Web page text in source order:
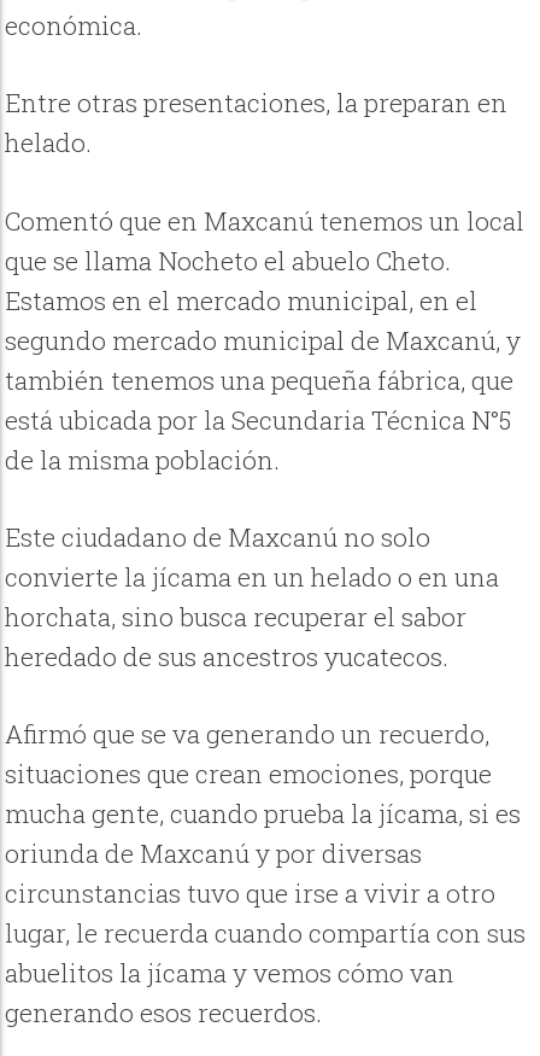
económica.
Entre otras presentaciones, la preparan en
helado.
Comentó que en Maxcanú tenemos un local
que se llama Nocheto el abuelo Cheto.
Estamos en el mercado municipal, en el
segundo mercado municipal de Maxcanú, y
también tenemos una pequeña fábrica, que
está ubicada por la Secundaria Técnica N°5
de la misma población.
Este ciudadano de Maxcanú no solo
convierte la jícama en un helado o en una
horchata, sino busca recuperar el sabor
heredado de sus ancestros yucatecos.
Afirmó que se va generando un recuerdo,
situaciones que crean emociones, porque
mucha gente, cuando prueba la jícama, si es
oriunda de Maxcanú y por diversas
circunstancias tuvo que irse a vivir a otro
lugar, le recuerda cuando compartía con sus
abuelitos la jícama y vemos cómo van
generando esos recuerdos.